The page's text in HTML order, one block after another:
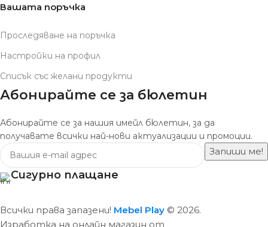
Вашата поръчка
Проследяване на поръчка
Настройки на профил
Списък със желани продукти
Абонирайте се за бюлетин
Абонирайте се за нашия имейл бюлетин, за да
получавате всички най-нови актуализации и промоции.
Сигурно плащане
Всички права запазени! Mebel Play © 2026.
Изработка на онлайн магазин от